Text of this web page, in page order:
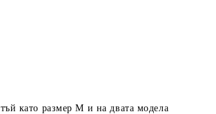
като размер М и на двата модела